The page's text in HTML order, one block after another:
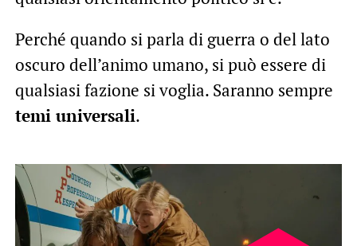
Perché quando si parla di guerra o del lato
oscuro dell’animo umano, si può essere di
qualsiasi fazione si voglia. Saranno sempre
temi universali.